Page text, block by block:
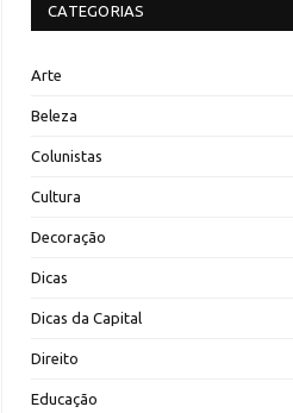
CATEGORIAS
Arte
Beleza
Colunistas
Cultura
Decoração
Dicas
Dicas da Capital
Direito
Educação